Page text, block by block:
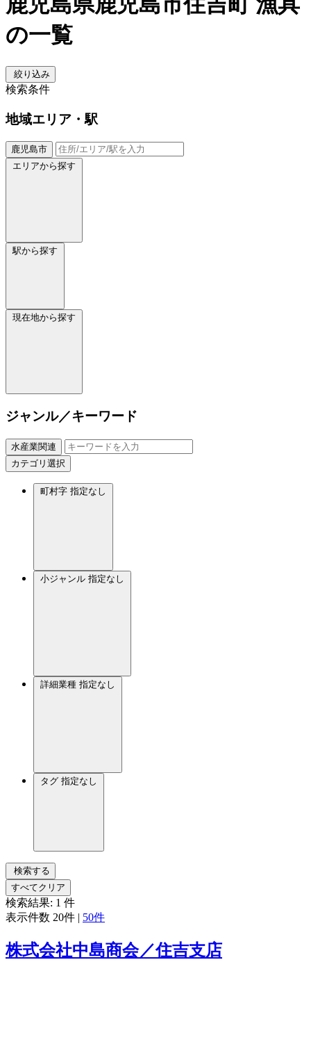
の一覧
絞り込み
検索条件
地域エリア・駅
鹿児島市
エリアから探す
駅から探す
現在地から探す
ジャンル／キーワード
水産業関連
カテゴリ選択
町村字 指定なし
小ジャンル 指定なし
詳細業種 指定なし
タグ 指定なし
検索する
すべてクリア
検索結果: 1 件
表示件数 20件 | 50件
株式会社中島商会／住吉支店